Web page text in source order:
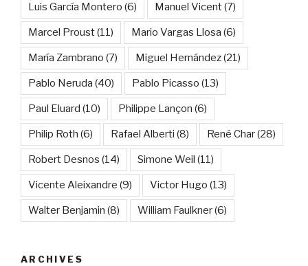
Luis García Montero (6) Manuel Vicent(7)
Marcel Proust(11) Mario Vargas Llosa (6)
María Zambrano (7) Miguel Hernández(21)
Pablo Neruda (40) Pablo Picasso (13)
Paul Eluard (10) Philippe Lançon (6)
Philip Roth (6) Rafael Alberti (8) René Char(28)
Robert Desnos (14) Simone Weil (11)
Vicente Aleixandre (9) Victor Hugo (13)
Walter Benjamin (8) William Faulkner(6)
ARCHIVES